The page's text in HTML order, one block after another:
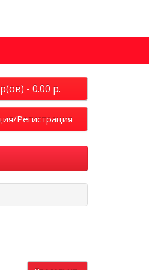
- 0.00 р.
Регистрация